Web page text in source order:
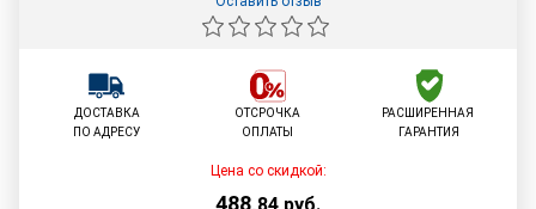
ДОСТАВКА
ПО АДРЕСУ
ОТСРОЧКА
ОПЛАТЫ
РАСШИРЕННАЯ
ГАРАНТИЯ
Цена со скидкой:
488,84 руб.